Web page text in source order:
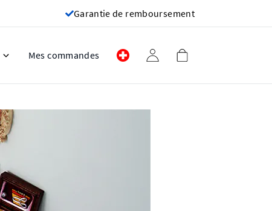
Garantie de remboursement
Mes commandes